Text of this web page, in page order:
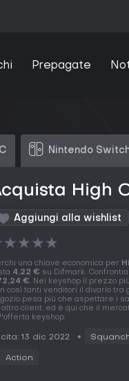
Prepagate
Nintendo
High
Aggiungi alla wishlist
★★★★
una chiave economica per
4,22 € su Difmark.
€. Nei keyshop il prezzo
così tanti venditori il divario
pesa più che aspettare i
altro client, ed è qui che il
keyshop.
13 dic 2022
Action